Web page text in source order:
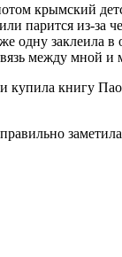
крымский
парится из-за
заклеила в
между мной и
книгу